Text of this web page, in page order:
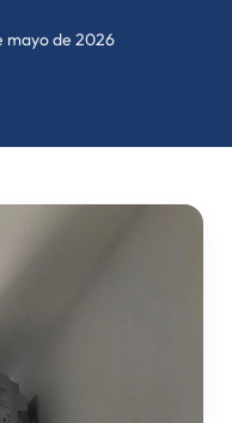
mayo de 2026